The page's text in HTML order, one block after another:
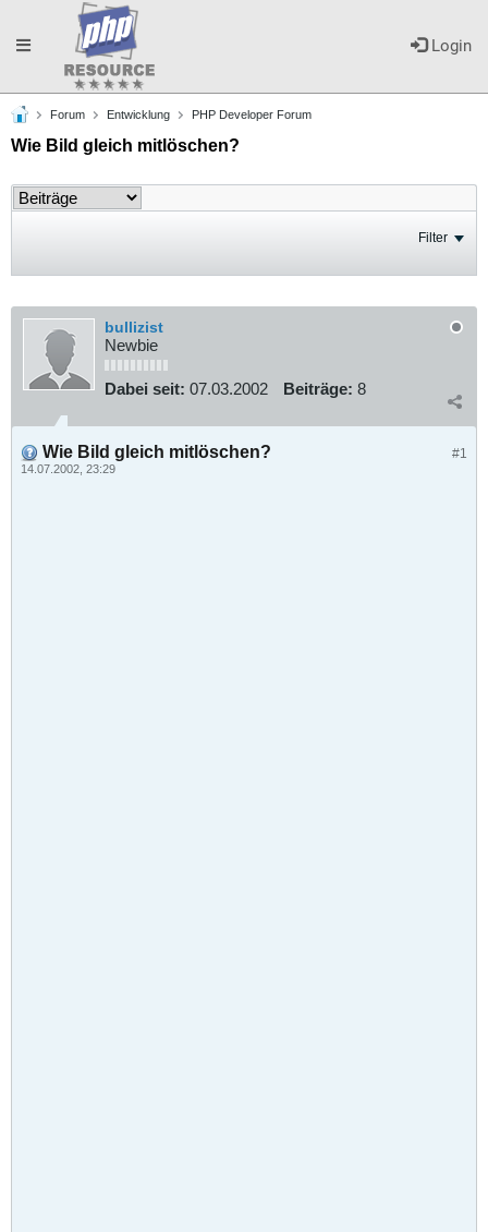
Login
Toggle
navigation
Forum Entwicklung PHP Developer Forum
Wie Bild gleich mitlöschen?
Filter
bullizist
Newbie
Dabei seit: 07.03.2002 Beiträge: 8
#1
Wie Bild gleich mitlöschen?
14.07.2002, 23:29